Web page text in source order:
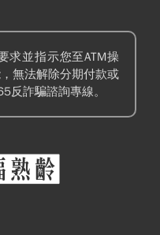
求並指示您至ATM操
無法解除分期付款或
反詐騙諮詢專線。